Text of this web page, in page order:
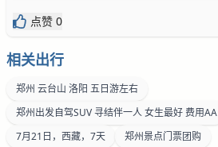
点赞 0
相关出行
郑州 云台山 洛阳 五日游左右
郑州出发自驾SUV 寻结伴一人 女生最好 费用AA
7月21日，西藏，7天
郑州景点门票团购